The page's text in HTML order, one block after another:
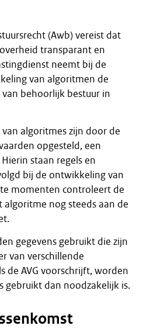
(Awb) vereist dat
transparant en
neemt bij de
van algoritmen de
behoorlijk bestuur in
algoritmes zijn door de
opgesteld, een
staan regels en
bij de ontwikkeling van
momenten controleert de
nog steeds aan de
gegevens gebruikt die zijn
van verschillende
de AVG voorschrijft, worden
gebruikt dan noodzakelijk is.